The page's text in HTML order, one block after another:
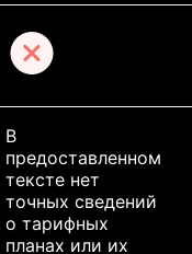
В
предоставленном
тексте нет
точных сведений
о тарифных
планах или их